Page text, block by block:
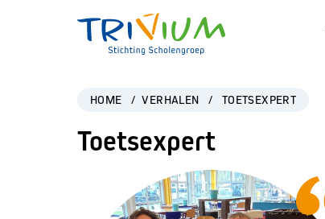
HOME / VERHALEN / TOETSEXPERT
Toetsexpert